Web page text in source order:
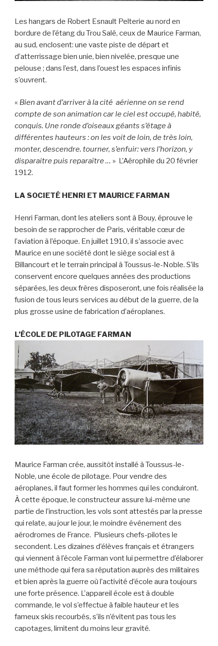
Les hangars de Robert Esnault­ Pelterie au nord en
bordure de l’étang du Trou Salé, ceux de Maurice Farman,
au sud, enclosent: une vaste piste de départ et
d’atterrissage bien unie, bien nivelée, presque une
pelouse ; dans l’est, dans l’ouest les espaces infinis
s’ouvrent.
« Bien avant d’arriver à la cité aérienne on se rend
compte de son animation car le ciel est occupé, habité,
conquis. Une ronde d’oiseaux géants s’étage à
différentes hauteurs : on les voit de loin, de très loin,
monter, descendre. tourner, s’enfuir: vers l’horizon, y
disparaitre puis reparaître … » L’Aérophile du 20 février
1912.
LA SOCIETÉ HENRI ET MAURICE FARMAN
Henri Farman, dont les ateliers sont à Bouy, éprouve le
besoin de se rapprocher de Paris, véritable cœur de
l’aviation à l’époque. En juillet 1910, il s’associe avec
Maurice en une société dont le siège social est à
Billancourt et le terrain principal à Toussus-le-Noble. S’ils
conservent encore quelques années des productions
séparées, les deux frères disposeront, une fois réalisée la
fusion de tous leurs services au début de la guerre, de la
plus grosse usine de fabrication d’aéroplanes.
L’ÉCOLE DE PlLOTAGE FARMAN
Maurice Farman crée, aussitôt installé à Toussus-le-
Noble, une école de pilotage. Pour vendre des
aéroplanes, il faut former les hommes qui les conduiront.
À cette époque, le constructeur assure lui-même une
partie de l’instruction, les vols sont attestés par la presse
qui relate, au jour le jour, le moindre événement des
aérodromes de France. Plusieurs chefs-pilotes le
secondent. Les dizaines d’élèves français et étrangers
qui viennent à l’école Farman vont lui permettre d’élaborer
une méthode qui fera sa réputation auprès des militaires
et bien après la guerre où l’activité d’école aura toujours
une forte présence. L’appareil école est à double
commande, le vol s’effectue à faible hauteur et les
fameux skis recourbés, s’ils n’évitent pas tous les
capotages, limitent du moins leur gravité.